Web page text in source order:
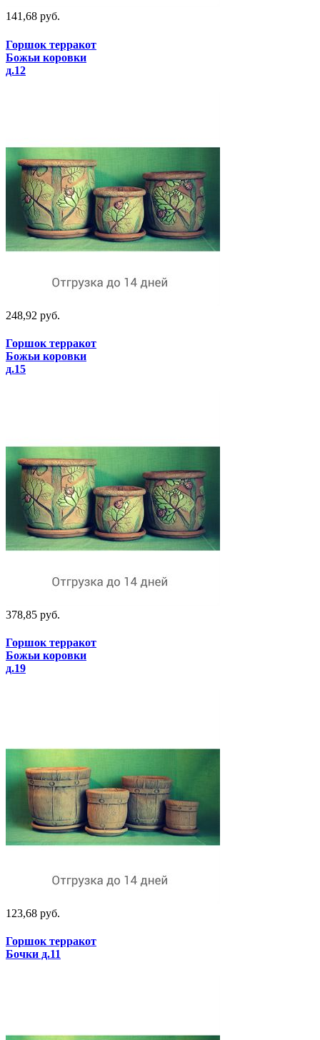
141,68 руб.
Горшок терракот
Божьи коровки
д.12
248,92 руб.
Горшок терракот
Божьи коровки
д.15
378,85 руб.
Горшок терракот
Божьи коровки
д.19
123,68 руб.
Горшок терракот
Бочки д.11